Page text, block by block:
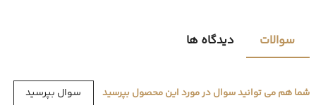
سوالات دیدگاه ها
شما هم می توانید سوال در مورد این محصول بپرسید سوال بپرسید